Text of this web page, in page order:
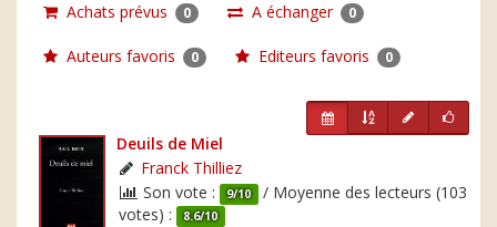
Achats prévus 0 A échanger 0
Auteurs favoris 0 Editeurs favoris 0
Deuils de Miel
Franck Thilliez
Son vote :
9/10 / Moyenne des lecteurs (103
votes) :
8.6/10